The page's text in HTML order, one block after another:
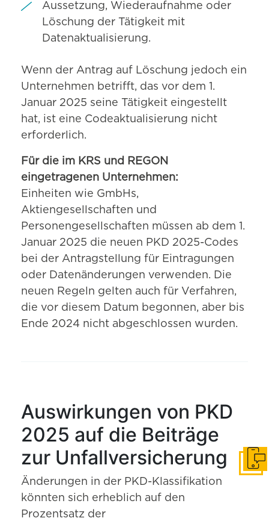
Aussetzung, Wiederaufnahme oder
Löschung der Tätigkeit mit
Datenaktualisierung.
Wenn der Antrag auf Löschung jedoch ein
Unternehmen betrifft, das vor dem 1.
Januar 2025 seine Tätigkeit eingestellt
hat, ist eine Codeaktualisierung nicht
erforderlich.
Für die im KRS und REGON
eingetragenen Unternehmen:
Einheiten wie GmbHs,
Aktiengesellschaften und
Personengesellschaften müssen ab dem 1.
Januar 2025 die neuen PKD 2025-Codes
bei der Antragstellung für Eintragungen
oder Datenänderungen verwenden. Die
neuen Regeln gelten auch für Verfahren,
die vor diesem Datum begonnen, aber bis
Ende 2024 nicht abgeschlossen wurden.
Auswirkungen von PKD
2025 auf die Beiträge
zur Unfallversicherung
Änderungen in der PKD-Klassifikation
könnten sich erheblich auf den
Prozentsatz der
In